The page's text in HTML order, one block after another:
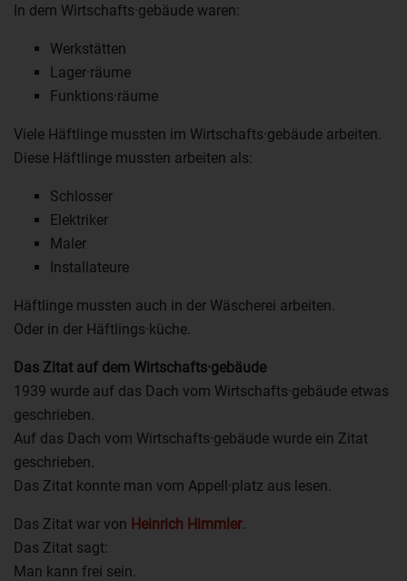
In dem Wirtschafts·gebäude waren:
Werkstätten
Lager·räume
Funktions·räume
Viele Häftlinge mussten im Wirtschafts·gebäude arbeiten.
Diese Häftlinge mussten arbeiten als:
Schlosser
Elektriker
Maler
Installateure
Häftlinge mussten auch in der Wäscherei arbeiten.
Oder in der Häftlings·küche.
Das Zitat auf dem Wirtschafts·gebäude
1939 wurde auf das Dach vom Wirtschafts·gebäude etwas
geschrieben.
Auf das Dach vom Wirtschafts·gebäude wurde ein Zitat
geschrieben.
Das Zitat konnte man vom Appell·platz aus lesen.
Das Zitat war von Heinrich Himmler.
Das Zitat sagt:
Man kann frei sein.